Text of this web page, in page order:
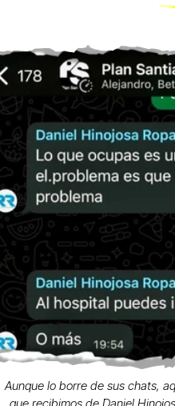
Aunque lo borre de sus chats,